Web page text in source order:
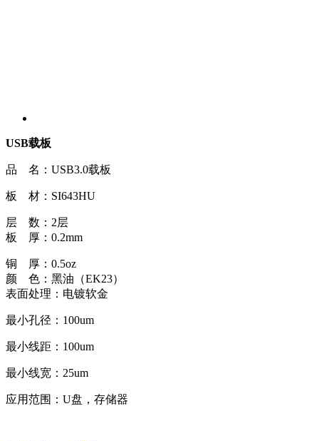
USB载板
品 名：USB3.0载板
板 材：SI643HU
层 数：2层
板 厚：0.2mm
铜 厚：0.5oz
颜 色：黑油（EK23）
表面处理：电镀软金
最小孔径：100um
最小线距：100um
最小线宽：25um
应用范围：U盘，存储器